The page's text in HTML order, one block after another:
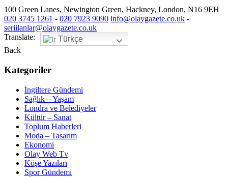
100 Green Lanes, Newington Green, Hackney, London, N16 9EH
020 3745 1261 - 020 7923 9090 info@olaygazete.co.uk -
seriilanlar@olaygazete.co.uk
Translate:
Türkçe
Back
Kategoriler
İngiltere Gündemi
Sağlık – Yaşam
Londra ve Belediyeler
Kültür – Sanat
Toplum Haberleri
Moda – Tasarım
Ekonomi
Olay Web Tv
Köşe Yazıları
Spor Gündemi